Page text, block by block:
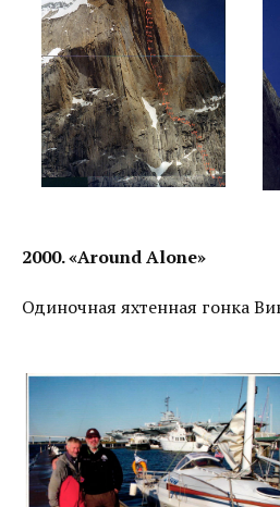
2000. «Around Alone»
Одиночная яхтенная гонка